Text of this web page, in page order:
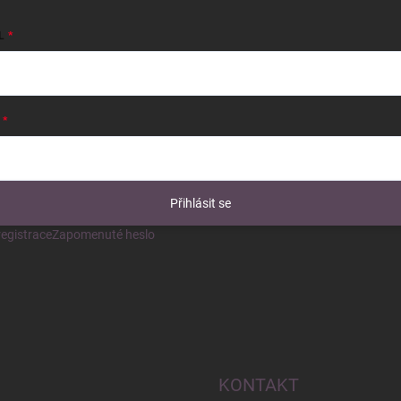
Přihlásit se
Zapomenuté heslo
KONTAKT